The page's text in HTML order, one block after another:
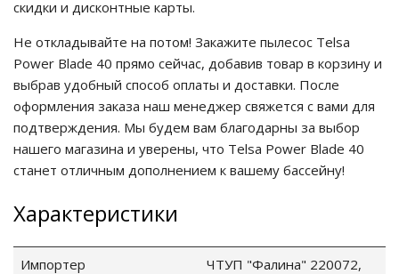
питания PDU
Питания
корпуса)
оборудование
скидки и дисконтные карты.
Не откладывайте на потом! Закажите пылесос Telsa
Power Blade 40 прямо сейчас, добавив товар в корзину и
выбрав удобный способ оплаты и доставки. После
оформления заказа наш менеджер свяжется с вами для
подтверждения. Мы будем вам благодарны за выбор
нашего магазина и уверены, что Telsa Power Blade 40
станет отличным дополнением к вашему бассейну!
Характеристики
Импортер
ЧТУП "Фалина" 220072,